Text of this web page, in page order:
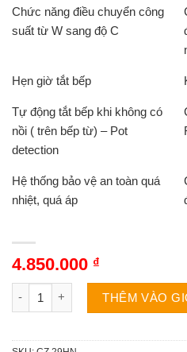
Chức năng điều chuyển công
suất từ W sang độ C
Hẹn giờ tắt bếp
Tự động tắt bếp khi không có
nồi ( trên bếp từ) – Pot
detection
Hệ thống bảo vệ an toàn quá
nhiệt, quá áp
4.850.000 ₫
Bếp từ Canzy CZ 29HN số lượng
THÊM VÀO